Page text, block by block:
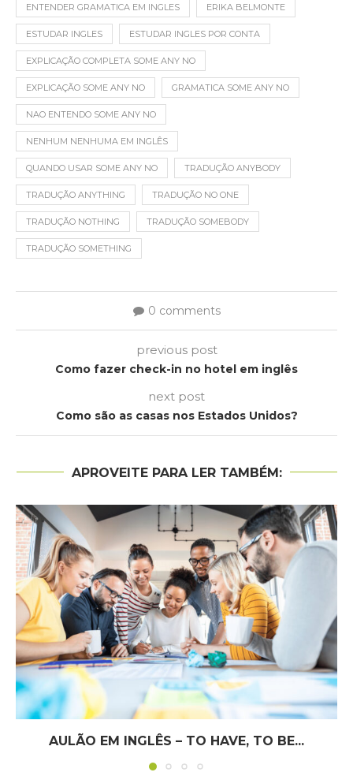
ENTENDER GRAMATICA EM INGLES ERIKA BELMONTE
ESTUDAR INGLES ESTUDAR INGLES POR CONTA
EXPLICAÇÃO COMPLETA SOME ANY NO
EXPLICAÇÃO SOME ANY NO GRAMATICA SOME ANY NO
NAO ENTENDO SOME ANY NO
NENHUM NENHUMA EM INGLÊS
QUANDO USAR SOME ANY NO TRADUÇÃO ANYBODY
TRADUÇÃO ANYTHING TRADUÇÃO NO ONE
TRADUÇÃO NOTHING TRADUÇÃO SOMEBODY
TRADUÇÃO SOMETHING
0 comments
previous post
Como fazer check-in no hotel em inglês
next post
Como são as casas nos Estados Unidos?
APROVEITE PARA LER TAMBÉM:
AULÃO EM INGLÊS – TO HAVE, TO BE...